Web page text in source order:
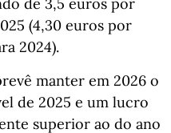
(4,30 euros por
2024).
manter em 2026 o
de 2025 e um lucro
superior ao do ano